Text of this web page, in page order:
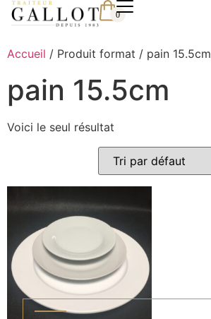
0
Accueil / Produit format / pain 15.5cm
pain 15.5cm
Voici le seul résultat